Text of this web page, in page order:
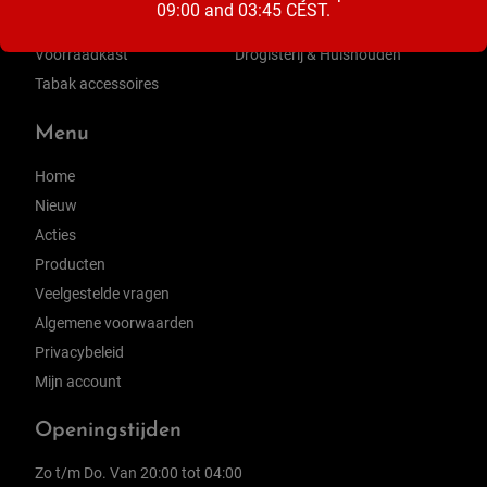
Voorraadkast
Tabak accessoires
Drogisterij & Huishouden
Menu
Home
Nieuw
Acties
Producten
Veelgestelde vragen
Algemene voorwaarden
Privacybeleid
Mijn account
Openingstijden
Zo t/m Do. Van 20:00 tot 04:00
09:00 and 03:45 CEST.